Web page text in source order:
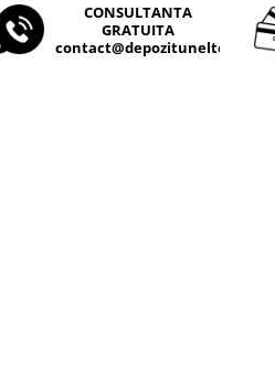
CONSULTANTA
GRATUITA
contact@depozitunelte.ro